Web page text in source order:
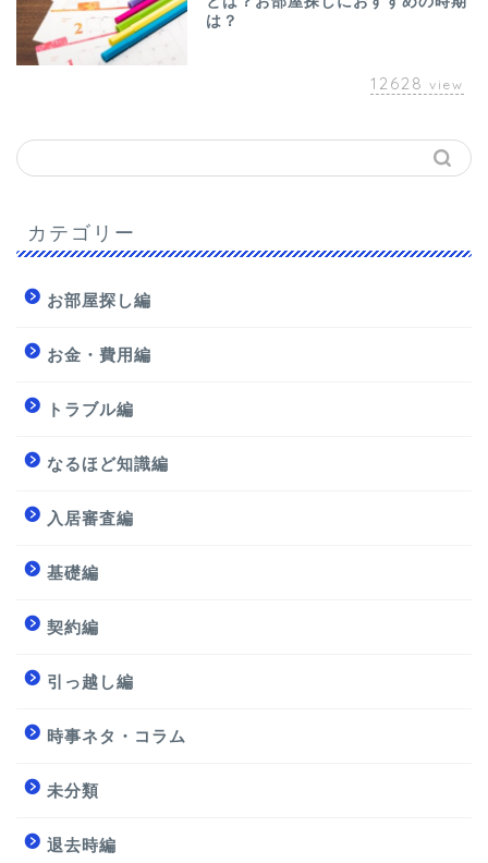
は？
12628 view
カテゴリー
お部屋探し編
お金・費用編
トラブル編
なるほど知識編
入居審査編
基礎編
契約編
引っ越し編
時事ネタ・コラム
未分類
退去時編